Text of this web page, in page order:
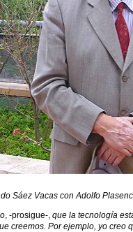
Sáez Vacas con Adolfo
, -prosigue-, que la tecnología
creemos. Por ejemplo, yo creo